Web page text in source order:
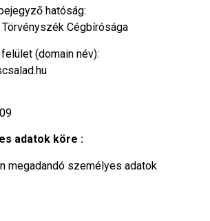
hatóság:
Cégbírósága
(domain név):
adatok köre :
megadandó személyes adatok